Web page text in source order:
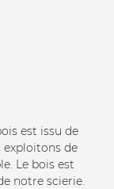
est issu de
de
Le bois est
notre scierie.